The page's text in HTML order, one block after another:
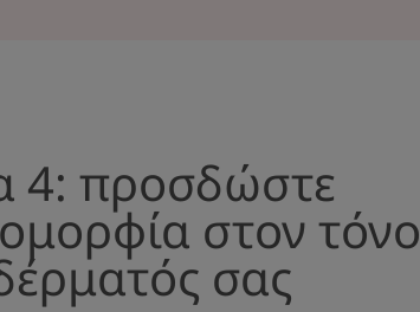
4: προσδώστε
στον τόνο
σας